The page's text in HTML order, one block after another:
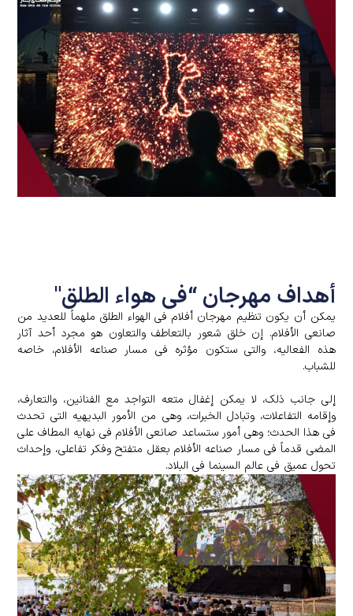
أهداف مهرجان “فی هواء الطلق"
یمکن أن یکون تنظیم مهرجان أفلام فی الهواء الطلق ملهماً للعدید من
صانعی الأفلام. إن خلق شعور بالتعاطف والتعاون هو مجرد أحد آثار
هذه الفعالیه، والتی ستکون مؤثره فی مسار صناعه الأفلام، خاصه
للشباب.
إلى جانب ذلک، لا یمکن إغفال متعه التواجد مع الفنانین، والتعارف،
وإقامه التفاعلات، وتبادل الخبرات، وهی من الأمور البدیهیه التی تحدث
فی هذا الحدث؛ وهی أمور ستساعد صانعی الأفلام فی نهایه المطاف على
المضی قدماً فی مسار صناعه الأفلام بعقل متفتح وفکر تفاعلی، وإحداث
تحول عمیق فی عالم السینما فی البلاد.